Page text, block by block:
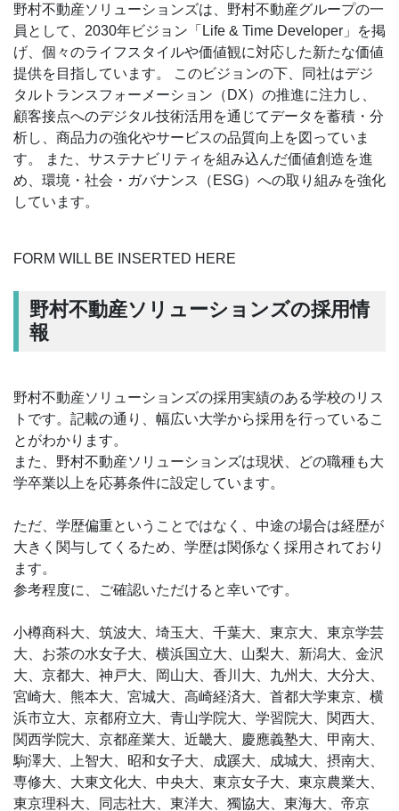
野村不動産ソリューションズは、野村不動産グループの一
員として、2030年ビジョン「Life & Time Developer」を掲
げ、個々のライフスタイルや価値観に対応した新たな価値
提供を目指しています。 このビジョンの下、同社はデジ
タルトランスフォーメーション（DX）の推進に注力し、
顧客接点へのデジタル技術活用を通じてデータを蓄積・分
析し、商品力の強化やサービスの品質向上を図っていま
す。 また、サステナビリティを組み込んだ価値創造を進
め、環境・社会・ガバナンス（ESG）への取り組みを強化
しています。
FORM WILL BE INSERTED HERE
野村不動産ソリューションズの採用情
報
野村不動産ソリューションズの採用実績のある学校のリス
トです。記載の通り、幅広い大学から採用を行っているこ
とがわかります。
また、野村不動産ソリューションズは現状、どの職種も大
学卒業以上を応募条件に設定しています。
ただ、学歴偏重ということではなく、中途の場合は経歴が
大きく関与してくるため、学歴は関係なく採用されており
ます。
参考程度に、ご確認いただけると幸いです。
小樽商科大、筑波大、埼玉大、千葉大、東京大、東京学芸
大、お茶の水女子大、横浜国立大、山梨大、新潟大、金沢
大、京都大、神戸大、岡山大、香川大、九州大、大分大、
宮崎大、熊本大、宮城大、高崎経済大、首都大学東京、横
浜市立大、京都府立大、青山学院大、学習院大、関西大、
関西学院大、京都産業大、近畿大、慶應義塾大、甲南大、
駒澤大、上智大、昭和女子大、成蹊大、成城大、摂南大、
専修大、大東文化大、中央大、東京女子大、東京農業大、
東京理科大、同志社大、東洋大、獨協大、東海大、帝京